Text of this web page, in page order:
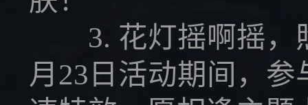
3. 花灯摇啊摇，照
月23日活动期间，